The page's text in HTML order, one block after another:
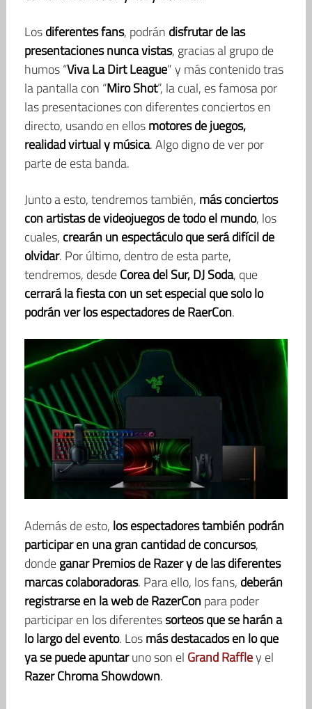
Losdiferentes fans, podrán disfrutar de las
presentaciones nunca vistas, gracias al grupo de
humos “Viva La Dirt League” y más contenido tras
la pantalla con “Miro Shot”, la cual, es famosa por
las presentaciones con diferentes conciertos en
directo, usando en ellosmotores de juegos,
realidad virtual y música. Algo digno de ver por
parte de esta banda.
Junto a esto, tendremos también, más conciertos
con artistas de videojuegos de todo el mundo, los
cuales, crearán un espectáculo que será difícil de
olvidar. Por último, dentro de esta parte,
tendremos, desdeCorea del Sur, DJ Soda, que
cerrará la fiesta con un set especial que solo lo
podrán ver los espectadores de RaerCon.
Además de esto, los espectadores también podrán
participar en una gran cantidad de concursos,
dondeganar Premios de Razer y de las diferentes
marcas colaboradoras. Para ello, los fans, deberán
registrarse en la web de RazerConpara poder
participar en los diferentessorteos que se harán a
lo largo del evento. Losmás destacados en lo que
ya se puede apuntaruno son el Grand Raffley el
Razer Chroma Showdown.